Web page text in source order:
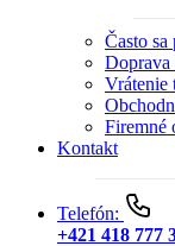
Často sa
Doprava
Vrátenie
Firemné
Kontakt
Telefón:
+421 418 777